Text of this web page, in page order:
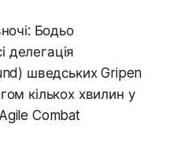
Бодьо
делегація
шведських Gripen
кількох хвилин у
Combat